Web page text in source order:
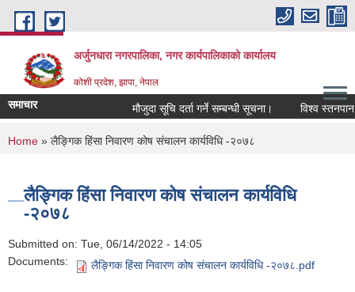
Skip to main content
अर्जुनधारा नगरपालिका, नगर कार्यपालिकाको कार्यालय
कोशी प्रदेश, झापा, नेपाल
समाचार मौजुदा सूचि दर्ता गर्ने सम्बन्धी सूचना। विश्व स्तनपान
You are here
Home » लैङ्गिक हिंसा निवारण कोष संचालन कार्यविधि -२०७८
लैङ्गिक हिंसा निवारण कोष संचालन कार्यविधि
-२०७८
Submitted on: Tue, 06/14/2022 - 14:05
Documents:
लैङ्गिक हिंसा निवारण कोष संचालन कार्यविधि -२०७८.pdf